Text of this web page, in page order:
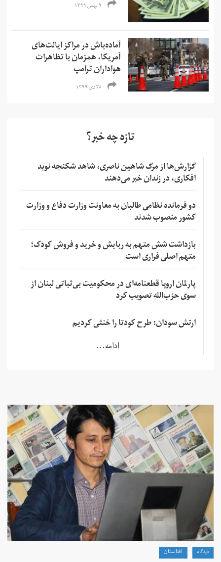
۹ بهمن ۱۳۹۹
آماده‌باش در مراکز ایالت‌های
آمریکا، همزمان با تظاهرات
هواداران ترامپ
۲۸ دی ۱۳۹۹
تازه چه خبر؟
گزارش‌ها از مرگ شاهین ناصری، شاهد شکنجه نوید
افکاری، در زندان خبر می‌دهند
دو فرمانده نظامی طالبان به معاونت وزارت دفاع و وزارت
کشور منصوب شدند
بازداشت شش متهم به ربایش و خرید و فروش کودک؛
متهم اصلی فراری است
پارلمان اروپا قطعنامه‌ای در محکومیت بی‌ثباتی لبنان از
سوی حزب‌الله تصویب کرد
ارتش سودان: طرح کودتا را خنثی کردیم
ادامه...
دیدگاه افغانستان